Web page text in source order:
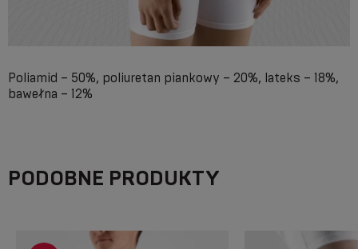
Poliamid – 50%, poliuretan piankowy – 20%, lateks – 18%,
bawełna – 12%
PODOBNE PRODUKTY